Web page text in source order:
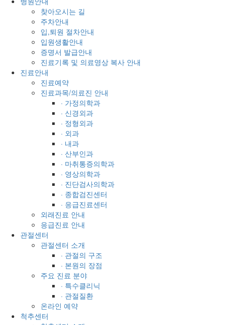
찾아오시는 길
주차안내
입,퇴원 절차안내
입원생활안내
증명서 발급안내
진료기록 및 의료영상 복사 안내
진료안내
진료예약
진료과목/의료진 안내
· 가정의학과
· 신경외과
· 정형외과
· 외과
· 내과
· 산부인과
· 마취통증의학과
· 영상의학과
· 진단검사의학과
· 종합검진센터
· 응급진료센터
외래진료 안내
응급진료 안내
관절센터
관절센터 소개
· 관절의 구조
· 본원의 장점
주요 진료 분야
· 특수클리닉
· 관절질환
온라인 예약
척추센터